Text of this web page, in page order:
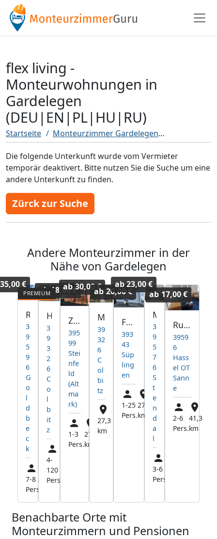
flex living -
Monteurwohnungen in
Gardelegen
(DEU|EN|PL|HU|RU)
Startseite Monteurzimmer Gardelegen
Die folgende Unterkunft wurde vom Vermieter
temporär deaktivert. Bitte nutzen Sie die Suche um eine
andere Unterkunft zu finden.
Zürck zur Suche
Andere Monteurzimmer in der
Nähe von Gardelegen
35,00 €
3
9
5
9
6
G
o
l
d
b
e
c
k
7-8
Pers.
45,0
3
9
3
2
6
C
o
l
b
it
z
4-
120
Pers.
ab 18,00 €
Zimmervermietung Steinfeld
395
99
Stei
nfe
ld
(Alt
ma
rk)
1-3
Pers.
27,2
km
ab 30,00 €
39
32
6
C
ol
bi
tz
27,3
km
ab 20,00 €
FeWo Haldensleben/Süplingen
393
43
Süp
ling
en
1-25
Pers.
27,5
km
ab 23,00 €
Monteurswohnung
3
9
5
7
6
S
t
e
n
d
a
l
3-6
Pers.
ab 17,00 €
Rundt's Monteurzimmervermietung
3959
6
Hass
el OT
Sann
e
2-6
Pers.
41,3
km
Benachbarte Orte mit
Monteurzimmern und Pensionen